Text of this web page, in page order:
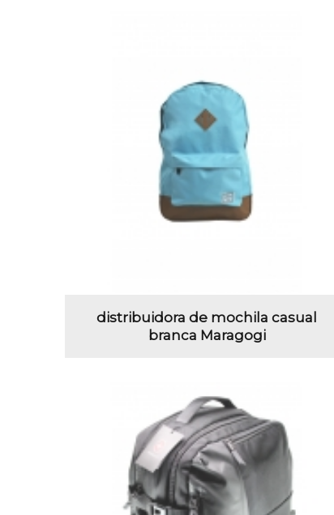
distribuidora de mochila casual
branca Maragogi